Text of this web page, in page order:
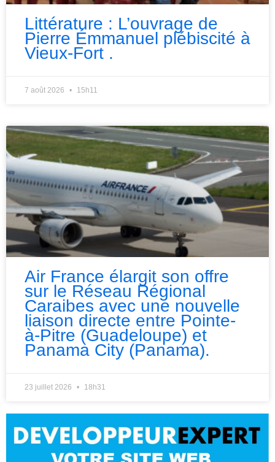
Littérature : L’ouvrage de
Pierre Émmanuel plébiscité à
Vieux-Fort .
7 août 2026 15h11
Air France élargit son offre
sur le Réseau Régional
Caraibes avec une nouvelle
liaison directe entre Pointe-
à-Pitre (Guadeloupe) et
Panama City (Panama).
23 juillet 2026 18h31